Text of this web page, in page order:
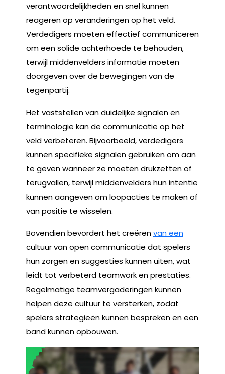
verantwoordelijkheden en snel kunnen
reageren op veranderingen op het veld.
Verdedigers moeten effectief communiceren
om een solide achterhoede te behouden,
terwijl middenvelders informatie moeten
doorgeven over de bewegingen van de
tegenpartij.
Het vaststellen van duidelijke signalen en
terminologie kan de communicatie op het
veld verbeteren. Bijvoorbeeld, verdedigers
kunnen specifieke signalen gebruiken om aan
te geven wanneer ze moeten drukzetten of
terugvallen, terwijl middenvelders hun intentie
kunnen aangeven om loopacties te maken of
van positie te wisselen.
Bovendien bevordert het creërenvan een
cultuur van open communicatie dat spelers
hun zorgen en suggesties kunnen uiten, wat
leidt tot verbeterd teamwork en prestaties.
Regelmatige teamvergaderingen kunnen
helpen deze cultuur te versterken, zodat
spelers strategieën kunnen bespreken en een
band kunnen opbouwen.